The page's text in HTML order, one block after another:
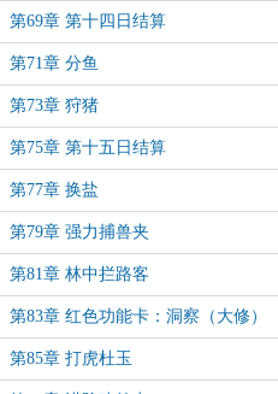
第69章 第十四日结算
第71章 分鱼
第73章 狩猪
第75章 第十五日结算
第77章 换盐
第79章 强力捕兽夹
第81章 林中拦路客
第83章 红色功能卡：洞察（大修）
第85章 打虎杜玉